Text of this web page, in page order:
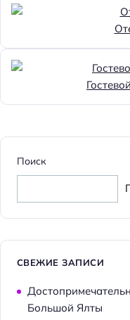
Доступность
недоступно
Бесплатная
Парковка
Пляжная линия: 3-я
Достижения
Поиск
СВЕЖИЕ ЗАПИСИ
Большой Ялты